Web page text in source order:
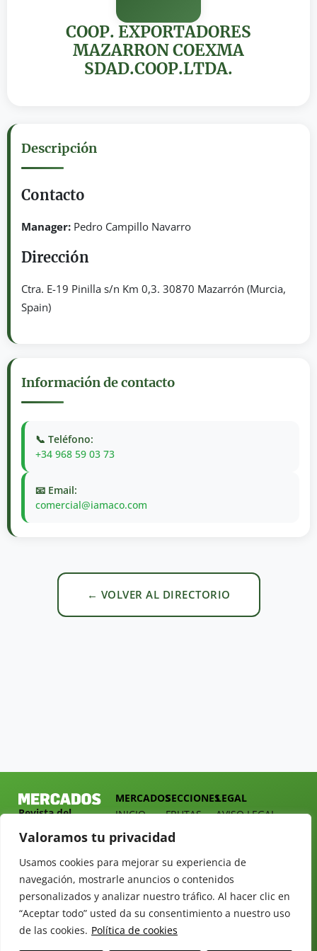
Valoramos tu privacidad
Usamos cookies para mejorar su experiencia de
navegación, mostrarle anuncios o contenidos
personalizados y analizar nuestro tráfico. Al hacer clic en
“Aceptar todo” usted da su consentimiento a nuestro uso
de las cookies. Política de cookies
COOP. EXPORTADORES
MAZARRON COEXMA
SDAD.COOP.LTDA.
Descripción
Contacto
Manager: Pedro Campillo Navarro
Dirección
Ctra. E-19 Pinilla s/n Km 0,3. 30870 Mazarrón (Murcia,
Spain)
Información de contacto
📞 Teléfono:
+34 968 59 03 73
📧 Email:
comercial@iamaco.com
← VOLVER AL DIRECTORIO
Revista del
Hortofrutícola
Presidente
Cárdenas nº
10.
41013
MERCADOS
INICIO
QUIÉNES
SOMOS
DOSSIER
Y
TARIFAS
REVISTAS
SECCIONES
FRUTAS
HORTALIZAS
MERCADOS
OPINIÓN
30 DE
30
LEGAL
AVISO LEGAL